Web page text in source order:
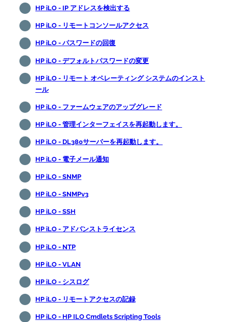
HP iLO - IP アドレスを検出する
HP iLO - リモートコンソールアクセス
HP iLO - パスワードの回復
HP iLO - デフォルトパスワードの変更
HP iLO - リモート オペレーティング システムのインスト
ール
HP iLO - ファームウェアのアップグレード
HP iLO - 管理インターフェイスを再起動します。
HP iLO - DL380サーバーを再起動します。
HP iLO - 電子メール通知
HP iLO - SNMP
HP iLO - SNMPv3
HP iLO - SSH
HP iLO - アドバンストライセンス
HP iLO - NTP
HP iLO - VLAN
HP iLO - シスログ
HP iLO - リモートアクセスの記録
HP iLO - HP ILO Cmdlets Scripting Tools